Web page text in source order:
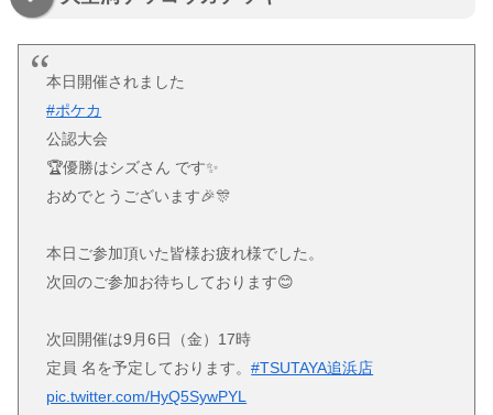
本日開催されました
#ポケカ
公認大会
🏆優勝はシズさん です✨
おめでとうございます🎉🎊
本日ご参加頂いた皆様お疲れ様でした。
次回のご参加お待ちしております😊
次回開催は9月6日（金）17時
定員 名を予定しております。#TSUTAYA追浜店
pic.twitter.com/HyQ5SywPYL